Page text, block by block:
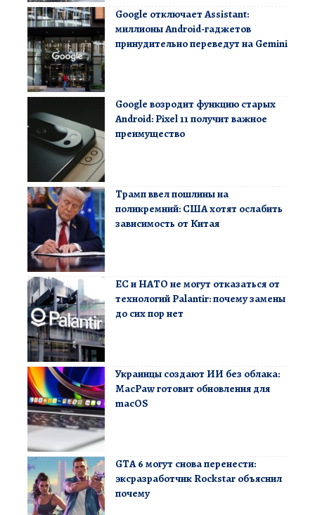
Google отключает Assistant:
миллионы Android-гаджетов
принудительно переведут на Gemini
Google возродит функцию старых
Android: Pixel 11 получит важное
преимущество
Трамп ввел пошлины на
поликремний: США хотят ослабить
зависимость от Китая
ЕС и НАТО не могут отказаться от
технологий Palantir: почему замены
до сих пор нет
Украинцы создают ИИ без облака:
MacPaw готовит обновления для
macOS
GTA 6 могут снова перенести:
эксразработчик Rockstar объяснил
почему